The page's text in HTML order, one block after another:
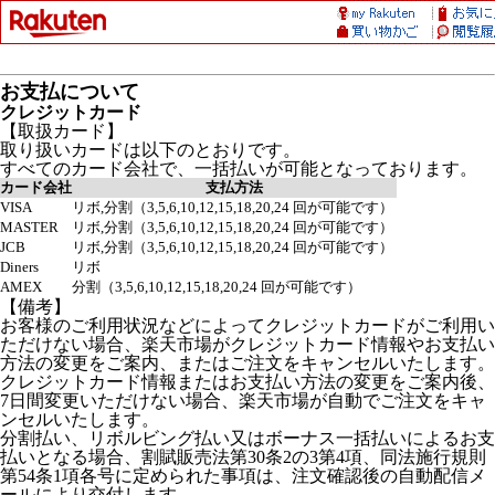
お支払について
クレジットカード
【取扱カード】
取り扱いカードは以下のとおりです。
すべてのカード会社で、一括払いが可能となっております。
カード会社
支払方法
VISA
リボ,分割（3,5,6,10,12,15,18,20,24 回が可能です）
MASTER
リボ,分割（3,5,6,10,12,15,18,20,24 回が可能です）
JCB
リボ,分割（3,5,6,10,12,15,18,20,24 回が可能です）
Diners
リボ
AMEX
分割（3,5,6,10,12,15,18,20,24 回が可能です）
【備考】
お客様のご利用状況などによってクレジットカードがご利用い
ただけない場合、楽天市場がクレジットカード情報やお支払い
方法の変更をご案内、またはご注文をキャンセルいたします。
クレジットカード情報またはお支払い方法の変更をご案内後、
7日間変更いただけない場合、楽天市場が自動でご注文をキャ
ンセルいたします。
分割払い、リボルビング払い又はボーナス一括払いによるお支
払いとなる場合、割賦販売法第30条2の3第4項、同法施行規則
第54条1項各号に定められた事項は、注文確認後の自動配信メ